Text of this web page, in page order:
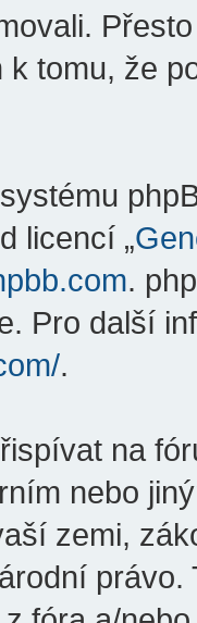
tomu, že
licencí „
.
Pro další
.
na
nebo
zemi,